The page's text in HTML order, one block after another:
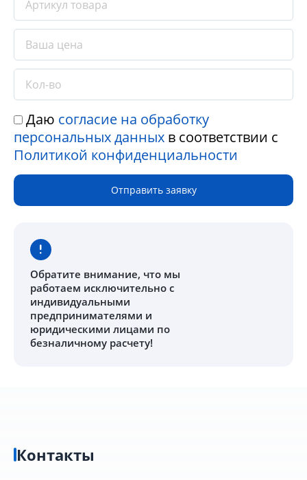
Даю согласие на обработку
персональных данных в соответствии с
Политикой конфиденциальности
Отправить заявку
Обратите внимание, что мы
работаем исключительно с
индивидуальными
предпринимателями и
юридическими лицами по
безналичному расчету!
Контакты